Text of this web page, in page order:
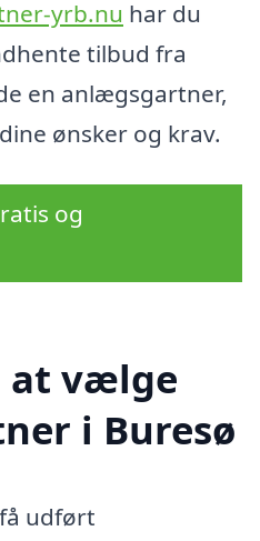
yrb.nu har du
tilbud fra
en anlægsgartner,
ønsker og krav.
og
at vælge
i Buresø
udført